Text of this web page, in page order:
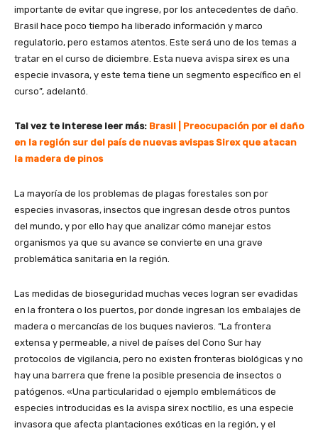
importante de evitar que ingrese, por los antecedentes de daño.
Brasil hace poco tiempo ha liberado información y marco
regulatorio, pero estamos atentos. Este será uno de los temas a
tratar en el curso de diciembre. Esta nueva avispa sirex es una
especie invasora, y este tema tiene un segmento específico en el
curso”, adelantó.
Tal vez te interese leer más: Brasil |
Preocupación por el daño
en la región sur del país de nuevas avispas Sirex que atacan
la madera de pinos
La mayoría de los problemas de plagas forestales son por
especies invasoras, insectos que ingresan desde otros puntos
del mundo, y por ello hay que analizar cómo manejar estos
organismos ya que su avance se convierte en una grave
problemática sanitaria en la región.
Las medidas de bioseguridad muchas veces logran ser evadidas
en la frontera o los puertos, por donde ingresan los embalajes de
madera o mercancías de los buques navieros. “La frontera
extensa y permeable, a nivel de países del Cono Sur hay
protocolos de vigilancia, pero no existen fronteras biológicas y no
hay una barrera que frene la posible presencia de insectos o
patógenos. «Una particularidad o ejemplo emblemáticos de
especies introducidas es la avispa sirex noctilio, es una especie
invasora que afecta plantaciones exóticas en la región, y el